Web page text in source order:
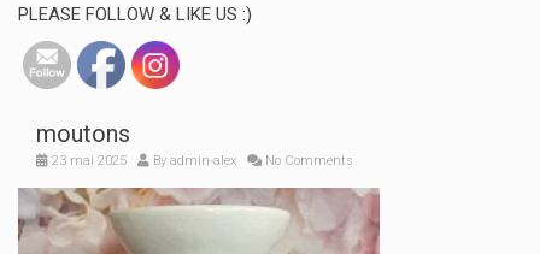
PLEASE FOLLOW & LIKE US :)
moutons
23 mai 2025 By admin-alex No Comments